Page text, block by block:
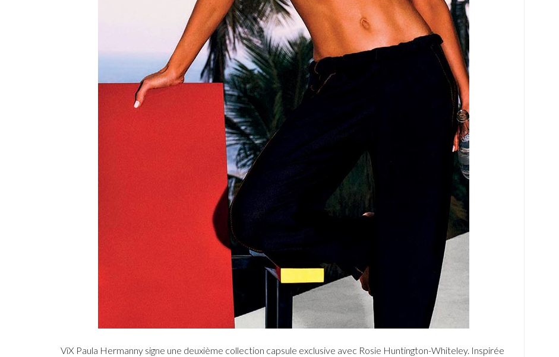
ViX Paula Hermanny signe une deuxième collection capsule exclusive avec Rosie Huntington-Whiteley. Inspirée